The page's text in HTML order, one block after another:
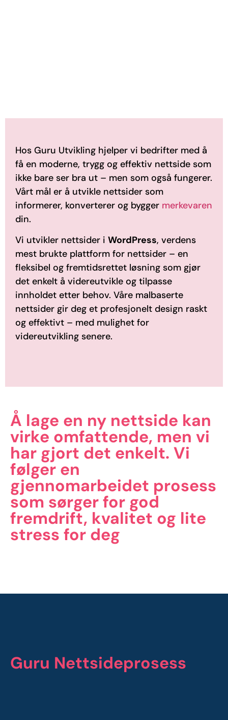
Hos Guru Utvikling hjelper vi bedrifter med å
få en moderne, trygg og effektiv nettside som
ikke bare ser bra ut – men som også fungerer.
Vårt mål er å utvikle nettsider som
informerer, konverterer og bygger merkevaren
din.
Vi utvikler nettsider i WordPress, verdens
mest brukte plattform for nettsider – en
fleksibel og fremtidsrettet løsning som gjør
det enkelt å videreutvikle og tilpasse
innholdet etter behov. Våre malbaserte
nettsider gir deg et profesjonelt design raskt
og effektivt – med mulighet for
videreutvikling senere.
Å lage en ny nettside kan
virke omfattende, men vi
har gjort det enkelt. Vi
følger en
gjennomarbeidet prosess
som sørger for god
fremdrift, kvalitet og lite
stress for deg
Guru Nettsideprosess